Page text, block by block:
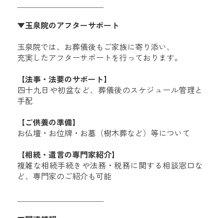
▼玉泉院のアフターサポート
玉泉院では、お葬儀後もご家族に寄り添い、
充実したアフターサポートを行っております。
【法事・法要のサポート】
四十九日や初盆など、葬儀後のスケジュール管理と
手配
【ご供養の準備】
お仏壇・お位牌・お墓（樹木葬など）等について
【相続・遺言の専門家紹介】
複雑な相続手続きや法務・税務に関する相談窓口な
ど、専門家のご紹介も可能